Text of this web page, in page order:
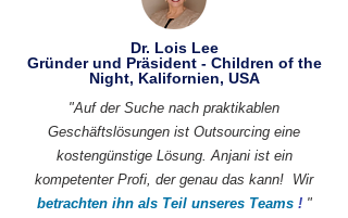
Dr. Lois Lee
Gründer und Präsident - Children of the
Night, Kalifornien, USA
"Auf der Suche nach praktikablen
Geschäftslösungen ist Outsourcing eine
kostengünstige Lösung. Anjani ist ein
kompetenter Profi, der genau das kann! Wir
betrachten ihn als Teil unseres Teams ! "